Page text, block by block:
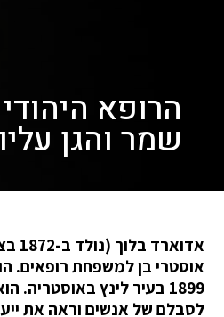
הרופא
שמר והגן עליו
אוסטרי בן למשפחת רופאים.
1899 בעיר לינץ באוסטריה.
לסבלם של אנשים וראה את